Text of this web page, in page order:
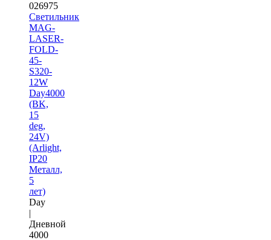
026975
Светильник
MAG-
LASER-
FOLD-
45-
S320-
12W
Day4000
(BK,
15
deg,
24V)
(Arlight,
IP20
Металл,
5
лет)
Day
|
Дневной
4000